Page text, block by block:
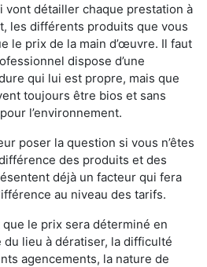
vont détailler chaque prestation à
les différents produits que vous
le prix de la main d’œuvre. Il faut
dispose d’une
qui lui est propre, mais que
toujours être bios et sans
l’environnement.
poser la question si vous n’êtes
des produits et des
déjà un facteur qui fera
au niveau des tarifs.
que le prix sera déterminé en
lieu à dératiser, la difficulté
agencements, la nature de